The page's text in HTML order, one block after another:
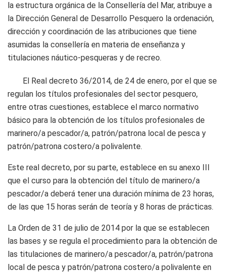
la estructura orgánica de la Consellería del Mar, atribuye a
la Dirección General de Desarrollo Pesquero la ordenación,
dirección y coordinación de las atribuciones que tiene
asumidas la consellería en materia de enseñanza y
titulaciones náutico-pesqueras y de recreo.
El Real decreto 36/2014, de 24 de enero, por el que se
regulan los títulos profesionales del sector pesquero,
entre otras cuestiones, establece el marco normativo
básico para la obtención de los títulos profesionales de
marinero/a pescador/a, patrón/patrona local de pesca y
patrón/patrona costero/a polivalente.
Este real decreto, por su parte, establece en su anexo III
que el curso para la obtención del título de marinero/a
pescador/a deberá tener una duración mínima de 23 horas,
de las que 15 horas serán de teoría y 8 horas de prácticas.
La Orden de 31 de julio de 2014 por la que se establecen
las bases y se regula el procedimiento para la obtención de
las titulaciones de marinero/a pescador/a, patrón/patrona
local de pesca y patrón/patrona costero/a polivalente en